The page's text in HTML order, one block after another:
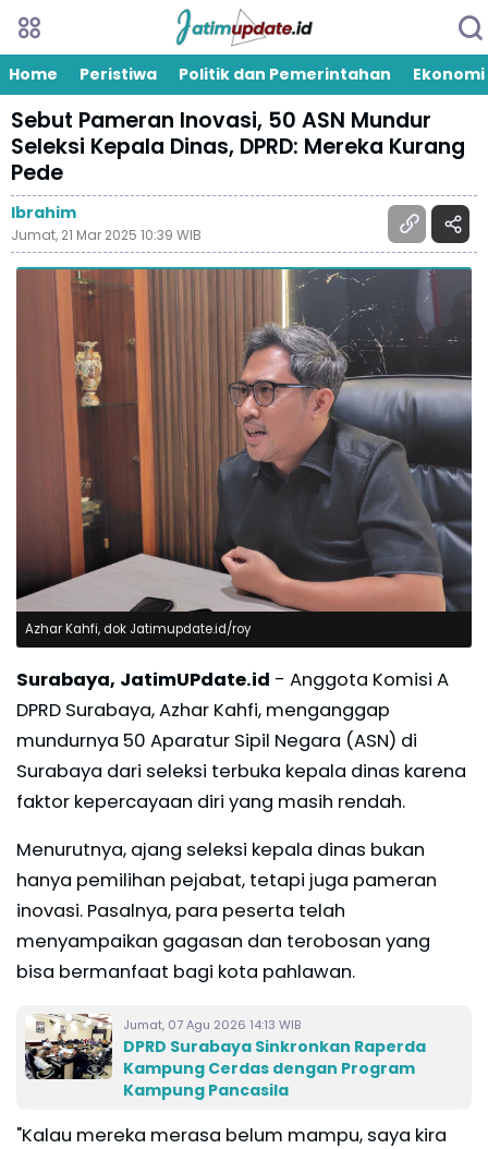
Home Peristiwa Politik dan Pemerintahan Ekonomi
Sebut Pameran Inovasi, 50 ASN Mundur
Seleksi Kepala Dinas, DPRD: Mereka Kurang
Pede
Ibrahim
Jumat, 21 Mar 2025 10:39 WIB
Azhar Kahfi, dok Jatimupdate.id/roy
Surabaya, JatimUPdate.id - Anggota Komisi A
DPRD Surabaya, Azhar Kahfi, menganggap
mundurnya 50 Aparatur Sipil Negara (ASN) di
Surabaya dari seleksi terbuka kepala dinas karena
faktor kepercayaan diri yang masih rendah.
Menurutnya, ajang seleksi kepala dinas bukan
hanya pemilihan pejabat, tetapi juga pameran
inovasi. Pasalnya, para peserta telah
menyampaikan gagasan dan terobosan yang
bisa bermanfaat bagi kota pahlawan.
Jumat, 07 Agu 2026 14:13 WIB
DPRD Surabaya Sinkronkan Raperda
Kampung Cerdas dengan Program
Kampung Pancasila
"Kalau mereka merasa belum mampu, saya kira